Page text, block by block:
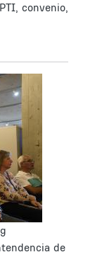
convenio,
de